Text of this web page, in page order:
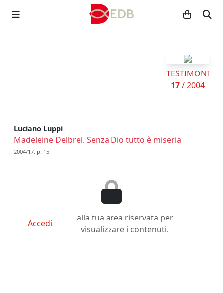
TESTIMONI
17/ 2004
Luciano Luppi
Madeleine Delbrel. Senza Dio tutto è miseria
2004/17, p. 15
Accedi
alla tua area riservata per
visualizzare i contenuti.